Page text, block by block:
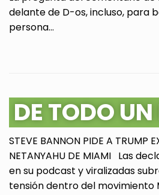
delante de D-os, incluso, para
persona...
DE TODO
STEVE BANNON PIDE A TRUMP
NETANYAHU DE MIAMI Las
en su podcast y viralizadas
tensión dentro del movimiento